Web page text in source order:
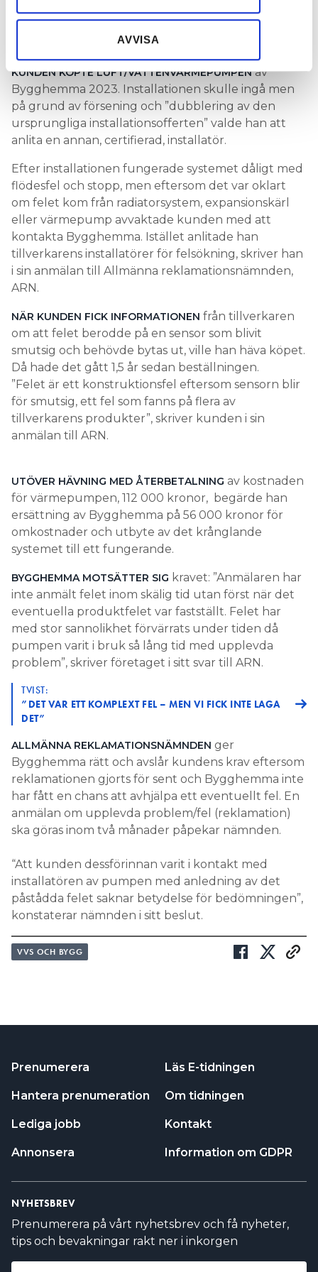
information som du har tillhandahållit eller som de har
samlat in när du har använt deras tjänster.
AVVISA
TVIST:
KUNDEN KÖPTE LUFT/VATTENVÄRMEPUMPENav
Bygghemma 2023. Installationen skulle ingå men
på grund av försening och ”dubblering av den
ursprungliga installationsofferten” valde han att
anlita en annan, certifierad, installatör.
Efter installationen fungerade systemet dåligt med
flödesfel och stopp, men eftersom det var oklart
om felet kom från radiatorsystem, expansionskärl
eller värmepump avvaktade kunden med att
kontakta Bygghemma. Istället anlitade han
tillverkarens installatörer för felsökning, skriver han
i sin anmälan till Allmänna reklamationsnämnden,
ARN.
NÄR KUNDEN FICK INFORMATIONEN från tillverkaren
om att felet berodde på en sensor som blivit
smutsig och behövde bytas ut, ville han häva köpet.
Då hade det gått 1,5 år sedan beställningen.
”Felet är ett konstruktionsfel eftersom sensorn blir
för smutsig, ett fel som fanns på flera av
tillverkarens produkter”, skriver kunden i sin
anmälan till ARN.
UTÖVER HÄVNING MED ÅTERBETALNING av kostnaden
för värmepumpen, 112 000 kronor, begärde han
ersättning av Bygghemma på 56 000 kronor för
omkostnader och utbyte av det krånglande
systemet till ett fungerande.
BYGGHEMMA MOTSÄTTER SIG kravet: ”Anmälaren har
inte anmält felet inom skälig tid utan först när det
eventuella produktfelet var fastställt. Felet har
med stor sannolikhet förvärrats under tiden då
pumpen varit i bruk så lång tid med upplevda
problem”, skriver företaget i sitt svar till ARN.
TVIST:
”DET VAR ETT KOMPLEXT FEL – MEN VI FICK INTE LAGA
DET”
ALLMÄNNA REKLAMATIONSNÄMNDEN ger
Bygghemma rätt och avslår kundens krav eftersom
reklamationen gjorts för sent och Bygghemma inte
har fått en chans att avhjälpa ett eventuellt fel. En
anmälan om upplevda problem/fel (reklamation)
ska göras inom två månader påpekar nämnden.
“Att kunden dessförinnan varit i kontakt med
installatören av pumpen med anledning av det
påstådda felet saknar betydelse för bedömningen”,
konstaterar nämnden i sitt beslut.
VVS OCH BYGG
Prenumerera
Hantera prenumeration
Lediga jobb
Annonsera
Läs E-tidningen
Om tidningen
Kontakt
Information om GDPR
NYHETSBREV
Prenumerera på vårt nyhetsbrev och få nyheter,
tips och bevakningar rakt ner i inkorgen